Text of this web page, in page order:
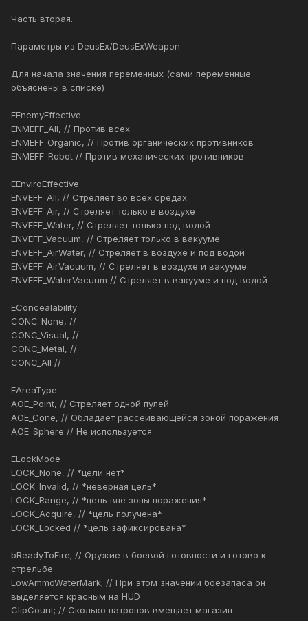
Часть вторая.
Параметры из DeusEx/DeusExWeapon
Для начала значения переменных (сами переменные
объяснены в списке)
EEnemyEffective
ENMEFF_All, // Против всех
ENMEFF_Organic, // Против органических противников
ENMEFF_Robot // Против механических противников
EEnviroEffective
ENVEFF_All, // Стреляет во всех средах
ENVEFF_Air, // Стреляет только в воздухе
ENVEFF_Water, // Стреляет только под водой
ENVEFF_Vacuum, // Стреляет только в вакууме
ENVEFF_AirWater, // Стреляет в воздухе и под водой
ENVEFF_AirVacuum, // Стреляет в воздухе и вакууме
ENVEFF_WaterVacuum // Стреляет в вакууме и под водой
EConcealability
CONC_None, //
CONC_Visual, //
CONC_Metal, //
CONC_All //
EAreaType
AOE_Point, // Стреляет одной пулей
AOE_Cone, // Обладает рассеивающейся зоной поражения
AOE_Sphere // Не используется
ELockMode
LOCK_None, // *цели нет*
LOCK_Invalid, // *неверная цель*
LOCK_Range, // *цель вне зоны поражения*
LOCK_Acquire, // *цель получена*
LOCK_Locked // *цель зафиксирована*
bReadyToFire; // Оружие в боевой готовности и готово к
стрельбе
LowAmmoWaterMark; // При этом значении боезапаса он
выделяется красным на HUD
ClipCount; // Сколько патронов вмещает магазин